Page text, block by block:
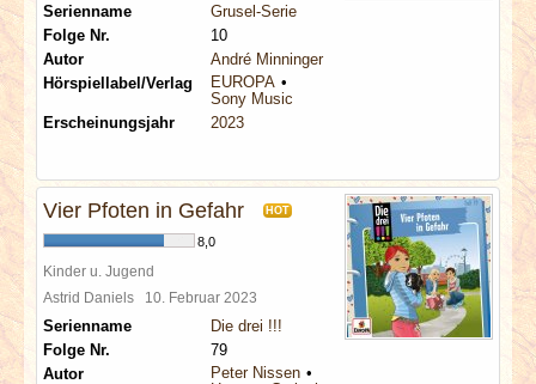
Serienname
Grusel-Serie
Folge Nr.
10
Autor
André Minninger
Hörspiellabel/Verlag
EUROPA
Sony Music
Erscheinungsjahr
2023
Vier Pfoten in Gefahr HOT
8,0
Kinder u. Jugend
Astrid Daniels 10. Februar 2023
Serienname
Die drei !!!
Folge Nr.
79
Autor
Peter Nissen